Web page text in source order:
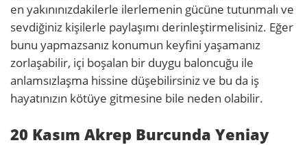
en yakınınızdakilerle ilerlemenin gücüne tutunmalı ve
sevdiğiniz kişilerle paylaşımı derinleştirmelisiniz. Eğer
bunu yapmazsanız konumun keyfini yaşamanız
zorlaşabilir, içi boşalan bir duygu baloncuğu ile
anlamsızlaşma hissine düşebilirsiniz ve bu da iş
hayatınızın kötüye gitmesine bile neden olabilir.
20 Kasım Akrep Burcunda Yeniay